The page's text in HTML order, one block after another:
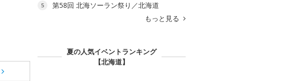
5
第58回 北海ソーラン祭り／北海道
もっと見る
夏の人気イベントランキング
【北海道】